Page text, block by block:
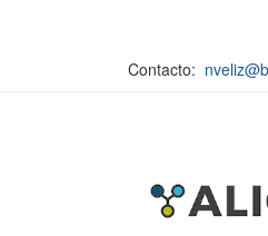
Contacto: